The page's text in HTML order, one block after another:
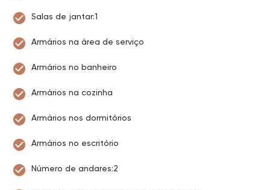
Salas de jantar:1
Armários na área de serviço
Armários no banheiro
Armários na cozinha
Armários nos dormitórios
Armários no escritório
Número de andares:2